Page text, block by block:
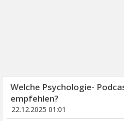
Welche Psychologie-
empfehlen?
22.12.2025 01:01